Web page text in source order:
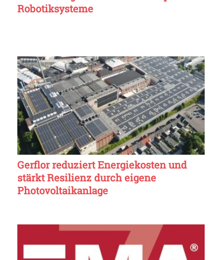
Robotiksysteme
Gerflor reduziert Energiekosten und
stärkt Resilienz durch eigene
Photovoltaikanlage